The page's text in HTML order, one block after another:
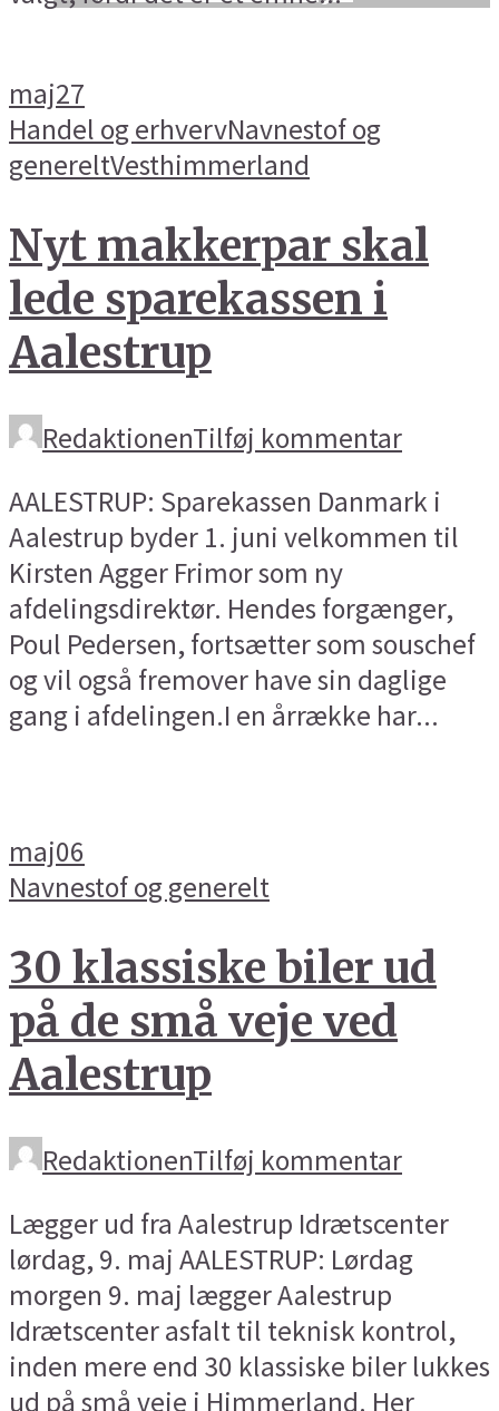
maj27
Handel og erhvervNavnestof og
genereltVesthimmerland
Nyt makkerpar skal
lede sparekassen i
Aalestrup
RedaktionenTilføj kommentar
AALESTRUP: Sparekassen Danmark i
Aalestrup byder 1. juni velkommen til
Kirsten Agger Frimor som ny
afdelingsdirektør. Hendes forgænger,
Poul Pedersen, fortsætter som souschef
og vil også fremover have sin daglige
gang i afdelingen.I en årrække har...
maj06
Navnestof og generelt
30 klassiske biler ud
på de små veje ved
Aalestrup
RedaktionenTilføj kommentar
Lægger ud fra Aalestrup Idrætscenter
lørdag, 9. maj AALESTRUP: Lørdag
morgen 9. maj lægger Aalestrup
Idrætscenter asfalt til teknisk kontrol,
inden mere end 30 klassiske biler lukkes
ud på små veje i Himmerland. Her